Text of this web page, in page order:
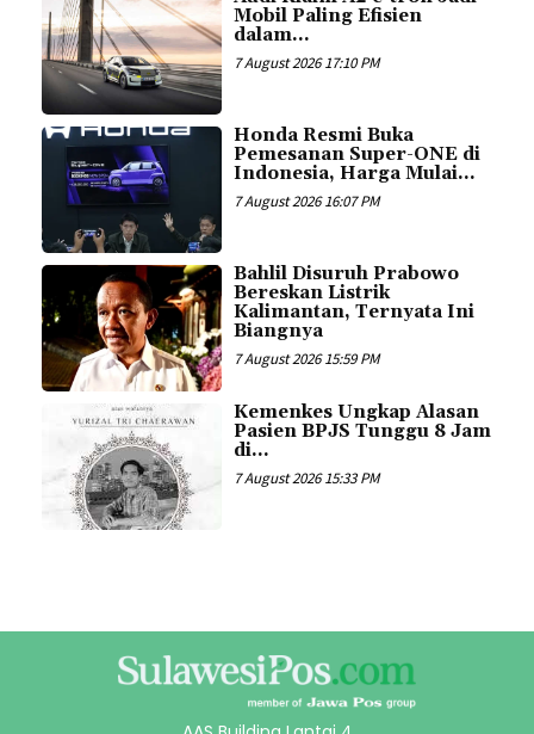
Mobil Paling Efisien
dalam...
7 August 2026 17:10 PM
Honda Resmi Buka
Pemesanan Super-ONE di
Indonesia, Harga Mulai...
7 August 2026 16:07 PM
Bahlil Disuruh Prabowo
Bereskan Listrik
Kalimantan, Ternyata Ini
Biangnya
7 August 2026 15:59 PM
Kemenkes Ungkap Alasan
Pasien BPJS Tunggu 8 Jam
di...
7 August 2026 15:33 PM